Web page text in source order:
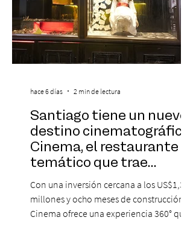
Santiago tiene un nuevo
destino cinematográfico:
Cinema, el restaurante
temático que trae
Hollywood a Chile
Con una inversión cercana a los US$1,3
millones y ocho meses de construcción,
Cinema ofrece una experiencia 360° que
hace 6 días 2 min de lectura